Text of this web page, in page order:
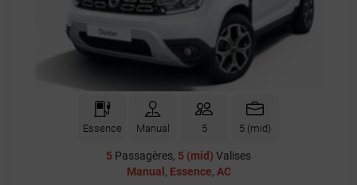
Essence Manual 5 5 (mid)
5 Passagères, 5 (mid) Valises
Manual , Essence, AC